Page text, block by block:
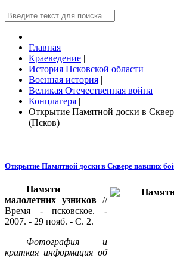
Главная |
Краеведение |
История Псковской области |
Военная история |
Великая Отечественная война |
Концлагеря |
Открытие Памятной доски в
(Псков)
Открытие Памятной доски в Сквере павших
Памяти
малолетних узников //
Время - псковское. -
2007. - 29 нояб. - С. 2.
Фотография и
краткая информация об